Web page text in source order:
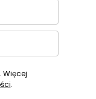
Więcej
.